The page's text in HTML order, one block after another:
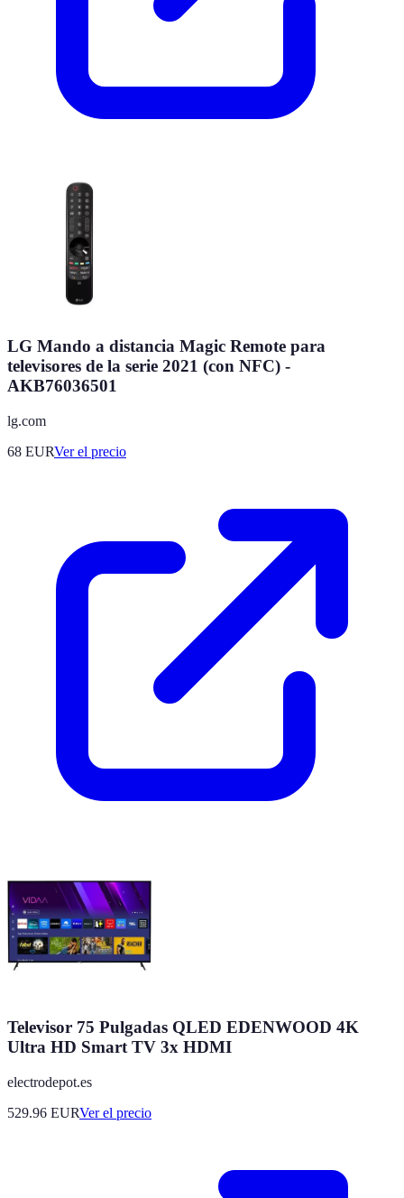
LG Mando a distancia Magic Remote para
televisores de la serie 2021 (con NFC) -
AKB76036501
lg.com
68 EURVer el precio
Televisor 75 Pulgadas QLED EDENWOOD 4K
Ultra HD Smart TV 3x HDMI
electrodepot.es
529.96 EURVer el precio